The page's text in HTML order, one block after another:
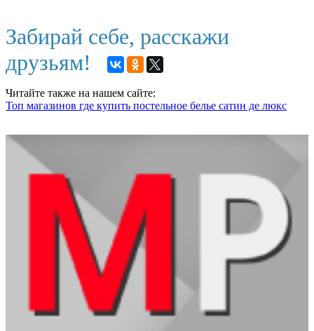
Забирай себе, расскажи
друзьям!
Читайте также на нашем сайте:
Топ магазинов где купить постельное белье сатин де люкс